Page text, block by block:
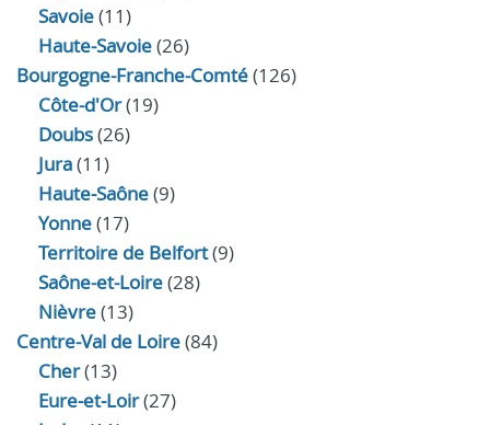
Savoie(11)
Haute-Savoie(26)
Bourgogne-Franche-Comté(126)
Côte-d'Or(19)
Doubs(26)
Jura(11)
Haute‑Saône(9)
Yonne(17)
Territoire de Belfort(9)
Saône-et-Loire(28)
Nièvre(13)
Centre-Val de Loire(84)
Cher(13)
Eure‑et‑Loir(27)